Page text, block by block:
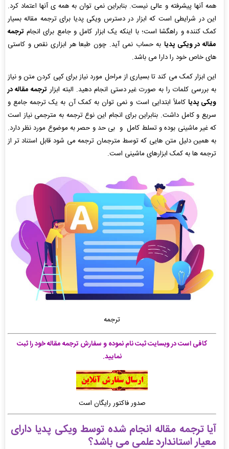
همه آنها پیشرفته و عالی نیست. بنابراین نمی توان به همه ی آنها اعتماد کرد.
این در شرایطی است که ابزار در دسترس ویکی پدیا برای ترجمه مقاله بسیار
کمک کننده و راهگشا است؛ با اینکه یک ابزار کامل و جامع برای انجام ترجمه
مقاله در ویکی پدیابه حساب نمی آید. چون طبعا هر ابزاری نقص و کاستی
های خاص خود را دارا می باشد.
این ابزار کمک می کند تا بسیاری از مراحل مورد نیاز برای کپی کردن متن و نیاز
به بررسی کلمات را به صورت غیر دستی انجام دهید. البته ابزار ترجمه مقاله در
ویکی پدیا کاملاً ابتدایی است و نمی توان به کمک آن به یک ترجمه جامع و
سریع و کامل داشت. بنابراین برای انجام این نوع ترجمه به مترجمی نیاز است
که غیر ماشینی بوده و تسلط کامل و بی حد و حصر به موضوع مورد نظر دارد.
به همین دلیل متن هایی که توسط مترجمان ترجمه می شود قابل استناد تر از
ترجمه ها به کمک ابزارهای ماشینی است.
ترجمه
کافی است در وبسایت ثبت نام نموده و سفارش ترجمه مقاله خود را ثبت
نمایید.
صدور فاکتور رایگان است
آیا ترجمه مقاله انجام شده توسط ویکی پدیا دارای
معیار استاندارد علمی می باشد؟